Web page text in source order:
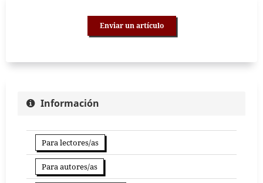
Enviar un artículo
Información
Para lectores/as
Para autores/as